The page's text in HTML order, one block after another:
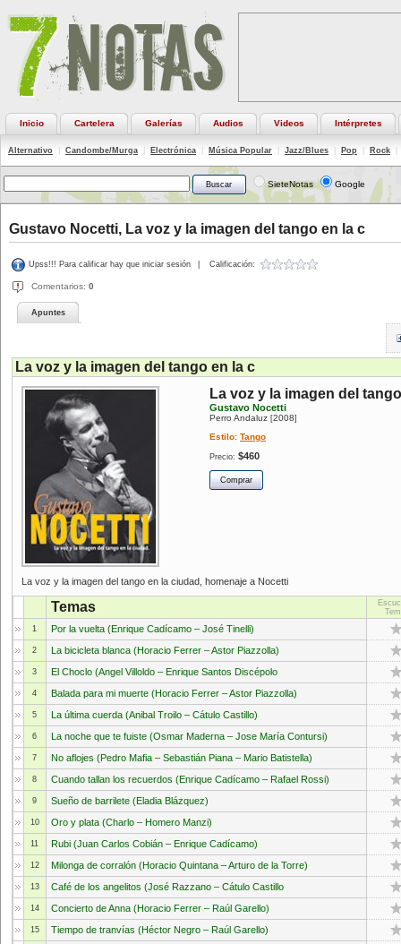
Inicio Cartelera Galerías Audios Videos Intérpretes
Alternativo Candombe/Murga Electrónica Música Popular Jazz/Blues Pop Rock
SieteNotas Google
Gustavo Nocetti, La voz y la imagen del tango en la c
Upss!!! Para calificar hay que iniciar sesión Calificación:
Comentarios: 0
Apuntes
La voz y la imagen del tango en la c
La voz y la imagen del
Gustavo Nocetti
Perro Andaluz [2008]
Estilo: Tango
Precio: $460
La voz y la imagen del tango en la ciudad, homenaje a Nocetti
Temas
1
Por la vuelta (Enrique Cadícamo – José Tinelli)
2 La bicicleta blanca (Horacio Ferrer – Astor Piazzolla)
3 El Choclo (Angel Villoldo – Enrique Santos Discépolo
4 Balada para mi muerte (Horacio Ferrer – Astor Piazzolla)
5 La última cuerda (Anibal Troilo – Cátulo Castillo)
6 La noche que te fuiste (Osmar Maderna – Jose María Contursi)
7 No aflojes (Pedro Mafia – Sebastián Piana – Mario Batistella)
8 Cuando tallan los recuerdos (Enrique Cadícamo – Rafael Rossi)
9 Sueño de barrilete (Eladia Blázquez)
10 Oro y plata (Charlo – Homero Manzi)
11 Rubi (Juan Carlos Cobián – Enrique Cadícamo)
12 Milonga de corralón (Horacio Quintana – Arturo de la Torre)
13 Café de los angelitos (José Razzano – Cátulo Castillo
14 Concierto de Anna (Horacio Ferrer – Raúl Garello)
15 Tiempo de tranvías (Héctor Negro – Raúl Garello)